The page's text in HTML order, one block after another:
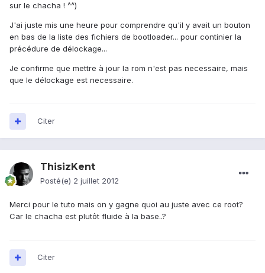
sur le chacha ! ^^)
J'ai juste mis une heure pour comprendre qu'il y avait un bouton
en bas de la liste des fichiers de bootloader... pour continier la
précédure de délockage...
Je confirme que mettre à jour la rom n'est pas necessaire, mais
que le délockage est necessaire.
Citer
ThisizKent
Posté(e) 2 juillet 2012
Merci pour le tuto mais on y gagne quoi au juste avec ce root?
Car le chacha est plutôt fluide à la base..?
Citer